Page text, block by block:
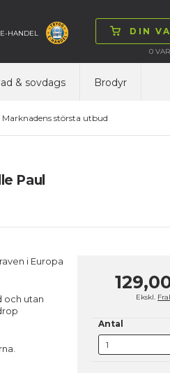
DIN
0
HANDEL
& sovdags Brodyr
Marknadens största utbud
Paul
i Europa
och utan
Ekskl.
Antal